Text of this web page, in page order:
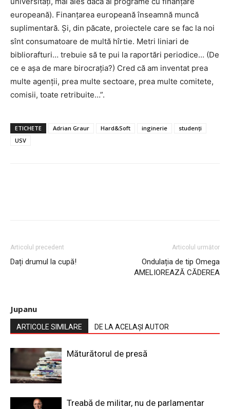
europeană). Finanțarea europeană înseamnă muncă
suplimentară. Și, din păcate, proiectele care se fac la noi
sînt consumatoare de multă hîrtie. Metri liniari de
bibliorafturi… trebuie să te pui la raportări periodice… (De
ce e așa de mare birocrația?) Cred că am inventat prea
multe agenții, prea multe sectoare, prea multe comitete,
comisii, toate retribuite…”.
ETICHETE Adrian Graur Hard&Soft inginerie
studenți
USV
Articolul precedent
Dați drumul la cupă!
Articolul următor
Ondulația de tip Omega
AMELIOREAZĂ CĂDEREA
Jupanu
ARTICOLE SIMILARE DE LA ACELAȘI AUTOR
Măturătorul de presă
Treabă de militar, nu de parlamentar